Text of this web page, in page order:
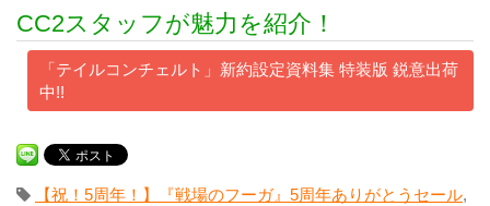
CC2スタッフが魅力を紹介！
「テイルコンチェルト」新約設定資料集 特装版 鋭意出荷
中!!
【祝！5周年！】『戦場のフーガ』5周年ありがとうセール,